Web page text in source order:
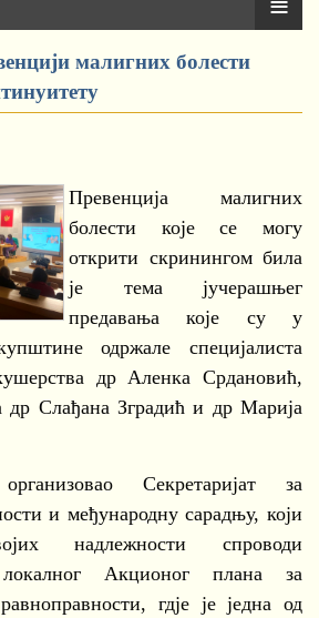
малигних болести
Превенција малигних
болести које се могу
открити скринингом била
је тема јучерашњег
предавања које су у
одржале специјалиста
др Аленка Срдановић,
Слађана Зградић и др Марија
Секретаријат за
и међународну сарадњу, који
надлежности спроводи
локалног Акционог плана за
гдје је једна од